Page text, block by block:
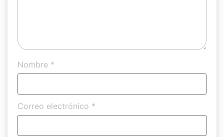
Nombre *
Correo electrónico *